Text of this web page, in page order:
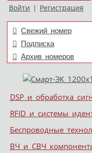
Войти | Регистрация
Свежий номер
Подписка
Архив номеров
Меню
Skip to content
DSP и обработка
RFID и системы
Беспроводные
ВЧ и СВЧ